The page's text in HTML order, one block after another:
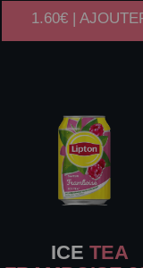
1.60€ |
ICE TEA